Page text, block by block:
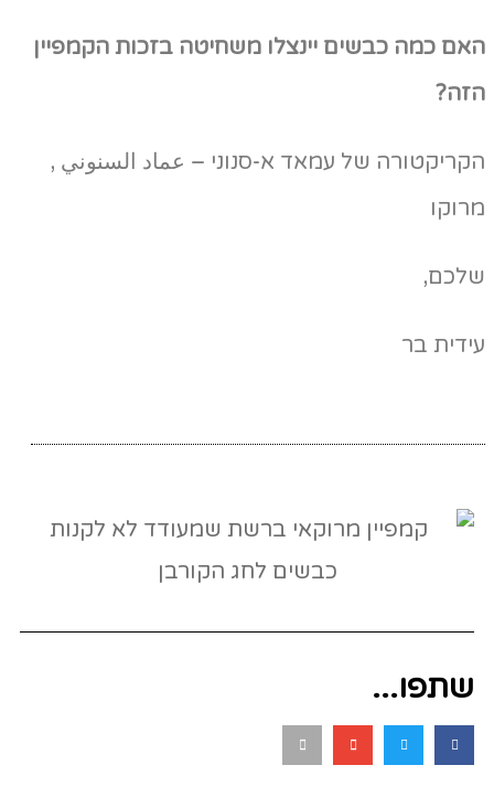
האם כמה כבשים יינצלו משחיטה בזכות הקמפיין
הזה?
הקריקטורה של עמאד א-סנוני – عماد السنوني ,
מרוקו
שלכם,
עידית בר
שתפו...